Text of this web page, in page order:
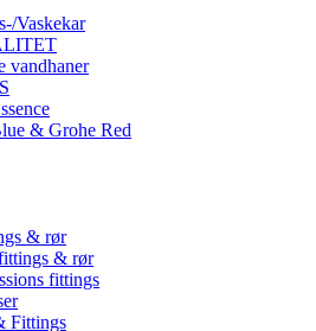
Vaskekar
vandhaner
& Grohe Red
& rør
& rør
fittings
Fittings